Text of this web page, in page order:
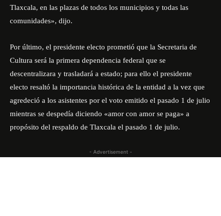
Tlaxcala, en las plazas de todos los municipios y todas las
comunidades», dijo.
Por último, el presidente electo prometió que la Secretaria de
Cultura será la primera dependencia federal que se
descentralizara y trasladará a estado; para ello el presidente
electo resaltó la importancia histórica de la entidad a la vez que
agredeció a los asistentes por el voto emitido el pasado 1 de julio
mientras se despedía diciendo «amor con amor se paga» a
propósito del respaldo de Tlaxcala el pasado 1 de julio.
- Advertisement -